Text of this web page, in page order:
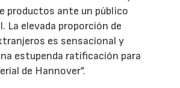
productos ante un público
La elevada proporción de
es sensacional y
estupenda ratificación para
de Hannover".